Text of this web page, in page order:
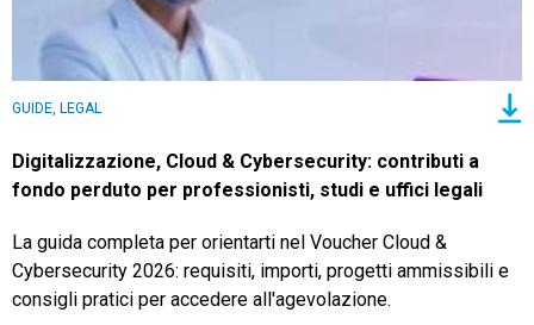
GUIDE, LEGAL
Digitalizzazione, Cloud & Cybersecurity: contributi a
fondo perduto per professionisti, studi e uffici legali
La guida completa per orientarti nel Voucher Cloud &
Cybersecurity 2026: requisiti, importi, progetti ammissibili e
consigli pratici per accedere all'agevolazione.